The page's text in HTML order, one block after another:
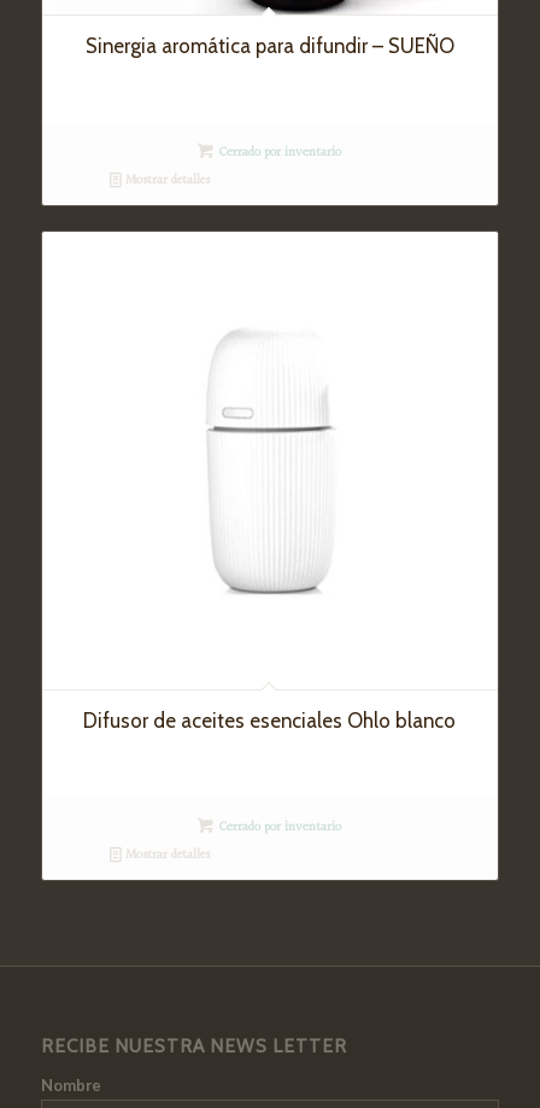
Sinergia aromática para difundir – SUEÑO
Cerrado por inventario
Mostrar detalles
Difusor de aceites esenciales Ohlo blanco
Cerrado por inventario
Mostrar detalles
RECIBE NUESTRA NEWS LETTER
Nombre